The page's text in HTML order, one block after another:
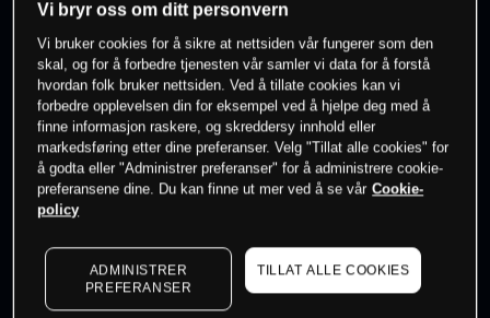
0% av kunder erpå dette instrumentet
Søk om konto
Log in
Vi bryr oss om ditt personvern
Vi bruker cookies for å sikre at nettsiden vår fungerer som den
skal, og for å forbedre tjenesten vår samler vi data for å forstå
hvordan folk bruker nettsiden. Ved å tillate cookies kan vi
forbedre opplevelsen din for eksempel ved å hjelpe deg med å
finne informasjon raskere, og skreddersy innhold eller
markedsføring etter dine preferanser. Velg "Tillat alle cookies" for
å godta eller "Administrer preferanser" for å administrere cookie-
preferansene dine. Du kan finne ut mer ved å se vår Cookie-
policy
ADMINISTRER
PREFERANSER
TILLAT ALLE COOKIES